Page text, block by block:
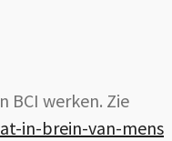
BCI werken. Zie
in-brein-van-mens